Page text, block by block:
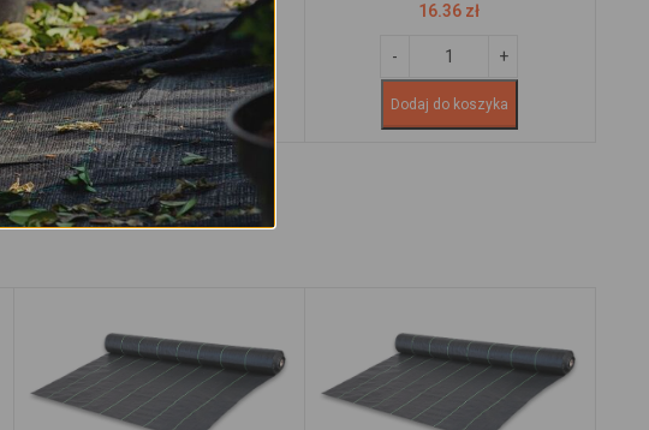
Dodaj do koszyka
16.36 zł
Dodaj do koszyka